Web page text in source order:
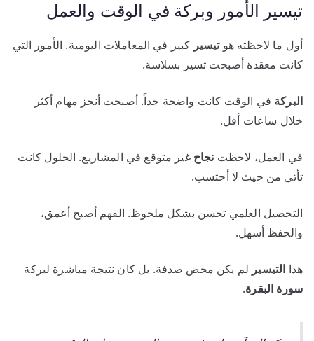
تيسير الأمور وبركة في الوقت والعمل
أول ما لاحظته هوتيسير كبير في المعاملات اليومية. الأمور التي
كانت معقدة أصبحت تسير بسلاسة.
البركة في الوقت كانت واضحة جداً. أصبحت أنجز مهام أكثر
خلال ساعات أقل.
في العمل، لاحظت نجاح غير متوقع في المشاريع. الحلول كانت
تأتي من حيث لا أحتسب.
التحصيل العلمي تحسن بشكل ملحوظ. الفهم أصبح أعمق،
والحفظ أسهل.
هذا التيسير لم يكن محض صدفة. بل كان نتيجة مباشرة لبركة
سورة البقرة.